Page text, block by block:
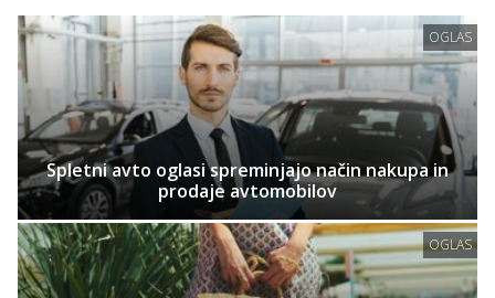
OGLAS
Spletni avto oglasi spreminjajo način nakupa in
prodaje avtomobilov
OGLAS